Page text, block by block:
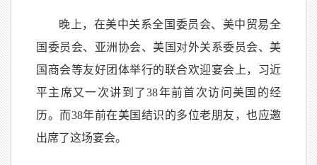
晚上，在美中关系全国委员会、美中贸易全
国委员会、亚洲协会、美国对外关系委员会、美
国商会等友好团体举行的联合欢迎宴会上，习近
平主席又一次讲到了38年前首次访问美国的经
历。而38年前在美国结识的多位老朋友，也应邀
出席了这场宴会。